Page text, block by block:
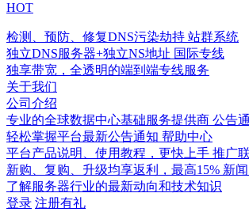
HOT
检测、预防、修复DNS污染劫持 站群系统
独立DNS服务器+独立NS地址 国际专线
独享带宽，全透明的端到端专线服务
关于我们
公司介绍
专业的全球数据中心基础服务提供商 公告
轻松掌握平台最新公告通知 帮助中心
平台产品说明、使用教程，更快上手 推广
新购、复购、升级均享返利，最高15% 新
了解服务器行业的最新动向和技术知识
登录 注册有礼